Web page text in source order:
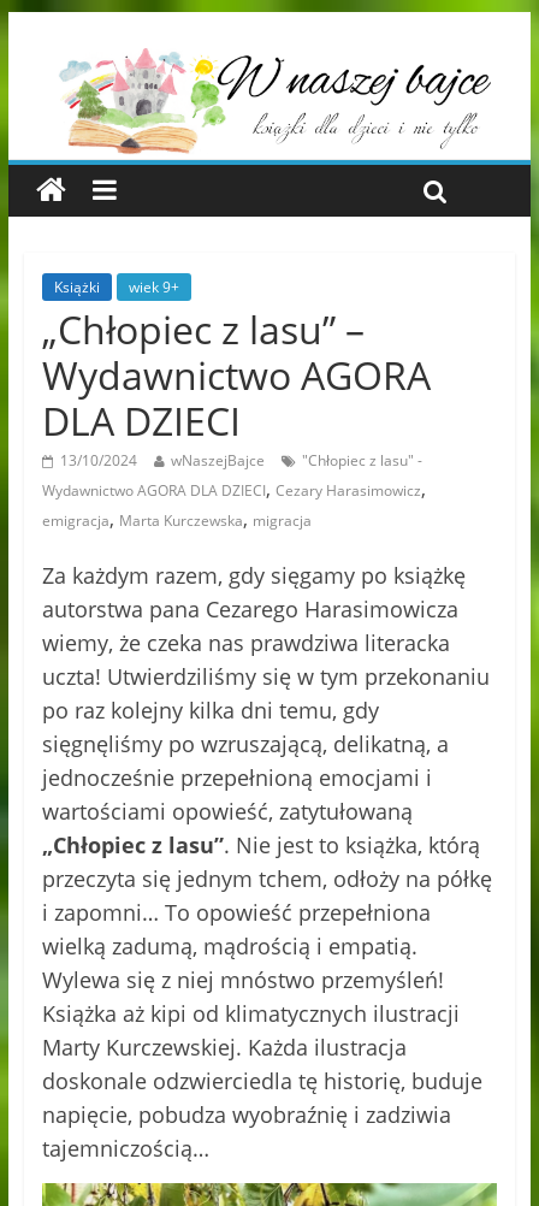
Książki wiek 9+
„Chłopiec z lasu” –
Wydawnictwo AGORA
DLA DZIECI
13/10/2024 wNaszejBajce
"Chłopiec z lasu" -
Wydawnictwo AGORA DLA DZIECI, Cezary Harasimowicz,
emigracja, Marta Kurczewska, migracja
Za każdym razem, gdy sięgamy po książkę
autorstwa pana Cezarego Harasimowicza
wiemy, że czeka nas prawdziwa literacka
uczta! Utwierdziliśmy się w tym przekonaniu
po raz kolejny kilka dni temu, gdy
sięgnęliśmy po wzruszającą, delikatną, a
jednocześnie przepełnioną emocjami i
wartościami opowieść, zatytułowaną
„Chłopiec z lasu”. Nie jest to książka, którą
przeczyta się jednym tchem, odłoży na półkę
i zapomni… To opowieść przepełniona
wielką zadumą, mądrością i empatią.
Wylewa się z niej mnóstwo przemyśleń!
Książka aż kipi od klimatycznych ilustracji
Marty Kurczewskiej. Każda ilustracja
doskonale odzwierciedla tę historię, buduje
napięcie, pobudza wyobraźnię i zadziwia
tajemniczością…